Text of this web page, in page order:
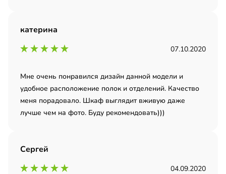
катерина
07.10.2020
Мне очень понравился дизайн данной модели и
удобное расположение полок и отделений. Качество
меня порадовало. Шкаф выглядит вживую даже
лучше чем на фото. Буду рекомендовать)))
Сергей
04.09.2020